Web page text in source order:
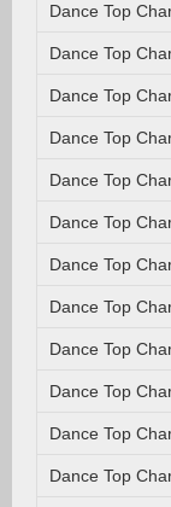
Dance Top
Dance Top
Dance Top
Dance Top
Dance Top
Dance Top
Dance Top
Dance Top
Dance Top
Dance Top
Dance Top
Dance Top